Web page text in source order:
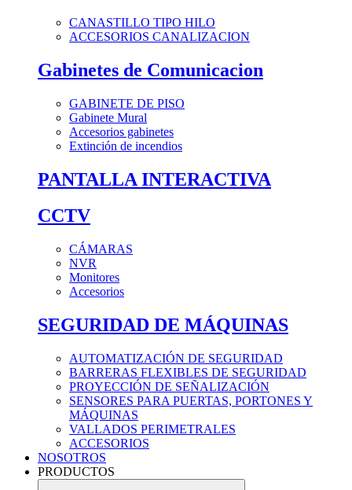
CANASTILLO TIPO HILO
ACCESORIOS CANALIZACION
Gabinetes de Comunicacion
GABINETE DE PISO
Gabinete Mural
Accesorios gabinetes
Extinción de incendios
PANTALLA INTERACTIVA
CCTV
CÁMARAS
NVR
Monitores
Accesorios
SEGURIDAD DE MÁQUINAS
AUTOMATIZACIÓN DE SEGURIDAD
BARRERAS FLEXIBLES DE SEGURIDAD
PROYECCIÓN DE SEÑALIZACIÓN
SENSORES PARA PUERTAS, PORTONES Y
MÁQUINAS
VALLADOS PERIMETRALES
ACCESORIOS
NOSOTROS
PRODUCTOS